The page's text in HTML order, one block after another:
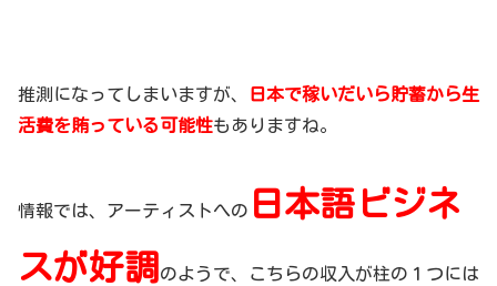
推測になってしまいますが、
日本で稼いだいら貯蓄から生
活費を賄っている可能性もありますね。
情報では、アーティストへの 日本語ビジネ
スが好調 のようで、こちらの収入が柱の１つには